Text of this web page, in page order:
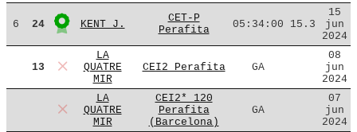
6 24 KENT J.
CET-P
Perafita
05:34:00 15.3
15
jun
2024
13
LA
QUATRE
MIR
CEI2 Perafita GA
08
jun
2024
LA
QUATRE
MIR
CEI2* 120
Perafita
(Barcelona)
GA
07
jun
2024